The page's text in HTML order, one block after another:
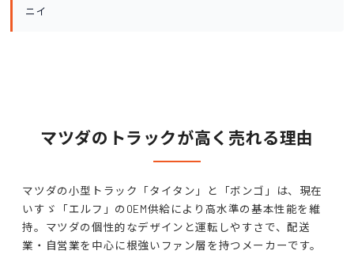
ニイ
マツダのトラックが高く売れる理由
マツダの小型トラック「タイタン」と「ボンゴ」は、現在
いすゞ「エルフ」のOEM供給により高水準の基本性能を維
持。マツダの個性的なデザインと運転しやすさで、配送
業・自営業を中心に根強いファン層を持つメーカーです。